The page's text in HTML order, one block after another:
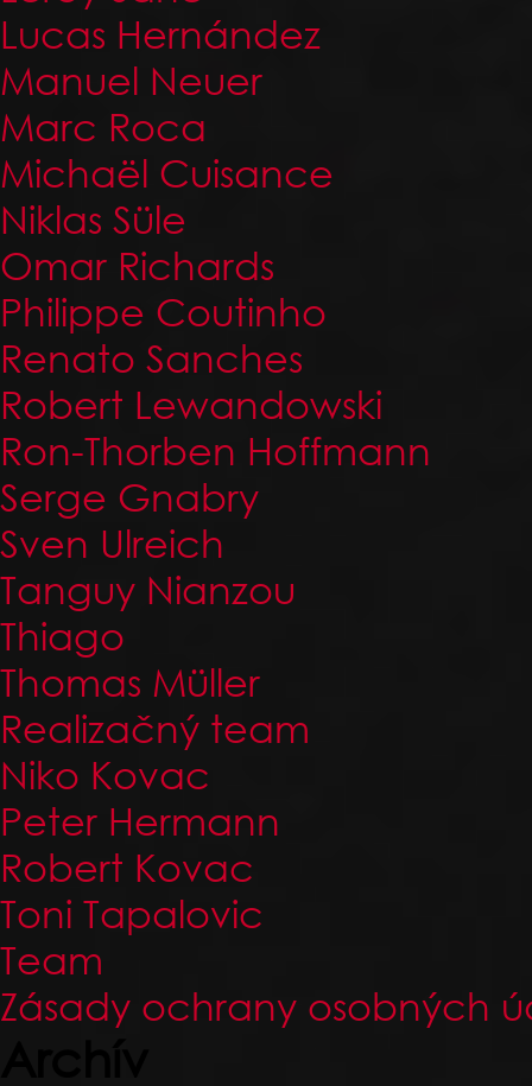
Lucas Hernández
Manuel Neuer
Marc Roca
Michaël Cuisance
Niklas Süle
Omar Richards
Philippe Coutinho
Renato Sanches
Robert Lewandowski
Ron-Thorben Hoffmann
Serge Gnabry
Sven Ulreich
Tanguy Nianzou
Thiago
Thomas Müller
Realizačný team
Niko Kovac
Peter Hermann
Robert Kovac
Toni Tapalovic
Team
Zásady ochrany osobných